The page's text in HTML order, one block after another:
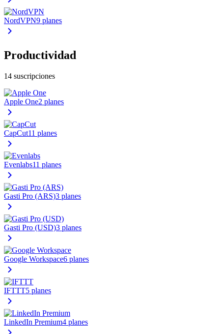
NordVPN9 planes
Productividad
14 suscripciones
Apple One2 planes
CapCut11 planes
Evenlabs11 planes
Gasti Pro (ARS)3 planes
Gasti Pro (USD)3 planes
Google Workspace6 planes
IFTTT5 planes
LinkedIn Premium4 planes